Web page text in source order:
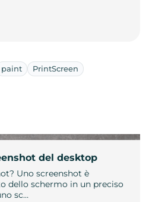
paint PrintScreen
del desktop
Uno screenshot è
dello schermo in un preciso
sc…